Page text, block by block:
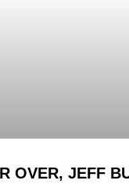
OVER, JEFF